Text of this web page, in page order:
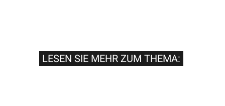
LESEN SIE MEHR ZUM THEMA: